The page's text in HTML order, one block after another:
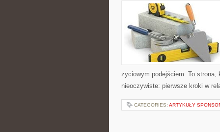
życiowym podejściem. To
nieoczywiste: pierwsze kroki w
CATEGORIES: ARTYKUŁY